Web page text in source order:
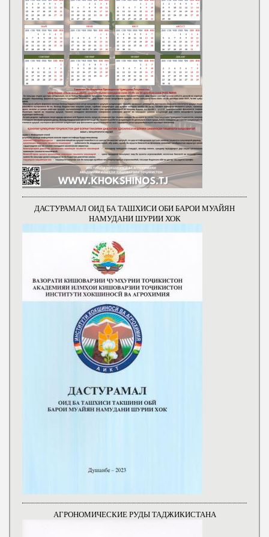
ДАСТУРАМАЛ ОИД БА ТАШХИСИ ОБИ БАРОИ МУАЙЯН
НАМУДАНИ ШУРИИ ХОК
АГРОНОМИЧЕСКИЕ РУДЫ ТАДЖИКИСТАНА